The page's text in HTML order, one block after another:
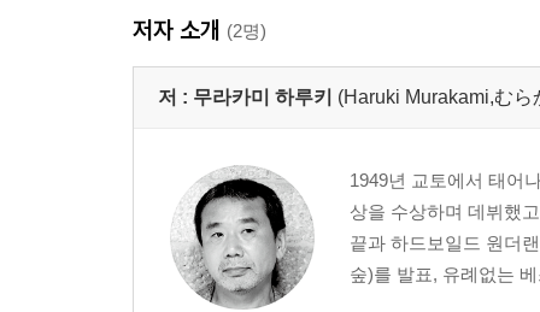
저자 소개 (2명)
저 : 무라카미 하루키 (Haruki Murakami,む
1949년 교토에서 태어
상을 수상하며 데뷔했
끝과 하드보일드 원더
숲)를 발표, 유례없는